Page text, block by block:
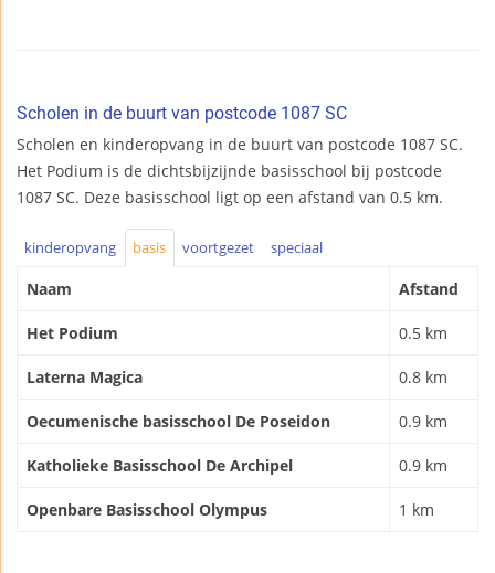
Scholen in de buurt van postcode 1087 SC
Scholen en kinderopvang in de buurt van postcode 1087 SC.
Het Podium is de dichtsbijzijnde basisschool bij postcode
1087 SC. Deze basisschool ligt op een afstand van 0.5 km.
kinderopvang basis voortgezet speciaal
Naam Afstand
Het Podium 0.5 km
Laterna Magica 0.8 km
Oecumenische basisschool De Poseidon 0.9 km
Katholieke Basisschool De Archipel 0.9 km
Openbare Basisschool Olympus 1 km